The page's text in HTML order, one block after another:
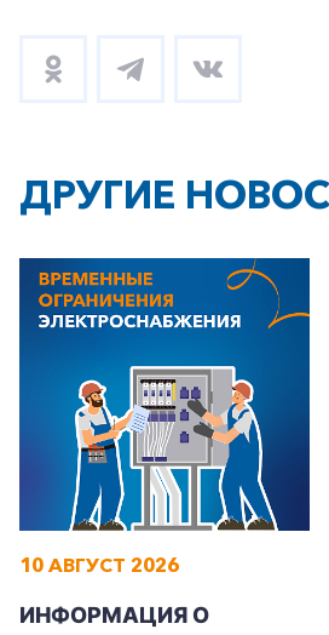
+7-800-700-24-57
Частным клиентам
ДРУГИЕ
10 АВГУСТ 2026
ИНФОРМАЦИЯ О